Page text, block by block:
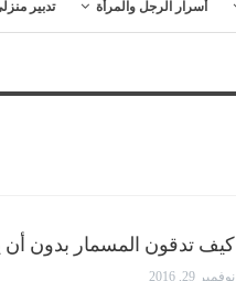
أسرار الرجل والمرأة تدبير
كيف تدقون المسمار بدون أن
نوفمبر 29, 2016